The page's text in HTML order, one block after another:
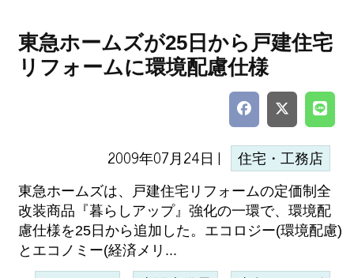
東急ホームズが25日から戸建住宅
リフォームに環境配慮仕様
2009年07月24日 | 住宅・工務店
東急ホームズは、戸建住宅リフォームの定価制全
改装商品『暮らしアップ』強化の一環で、環境配
慮仕様を25日から追加した。エコロジー(環境配慮)
とエコノミー(経済メリ...